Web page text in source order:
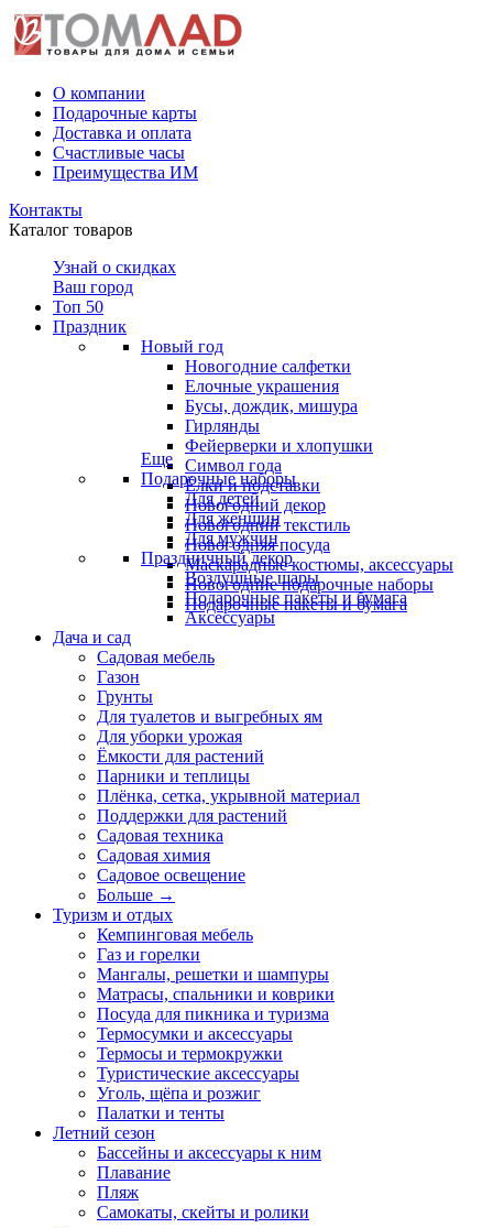
О компании
Подарочные карты
Доставка и оплата
Счастливые часы
Преимущества ИМ
Контакты
Каталог товаров
Узнай о скидках
Ваш город
Топ 50
Праздник
Новый год
Новогодние салфетки
Елочные украшения
Бусы, дождик, мишура
Гирлянды
Фейерверки и хлопушки
Символ года
Ёлки и подставки
Новогодний декор
Новогодний текстиль
Новогодняя посуда
Маскарадные костюмы, аксессуары
Новогодние подарочные наборы
Подарочные пакеты и бумага
Еще
Подарочные наборы
Для детей
Для женщин
Для мужчин
Праздничный декор
Воздушные шары
Подарочные пакеты и бумага
Аксессуары
Дача и сад
Садовая мебель
Газон
Грунты
Для туалетов и выгребных ям
Для уборки урожая
Ёмкости для растений
Парники и теплицы
Плёнка, сетка, укрывной материал
Поддержки для растений
Садовая техника
Садовая химия
Садовое освещение
Больше →
Туризм и отдых
Кемпинговая мебель
Газ и горелки
Мангалы, решетки и шампуры
Матрасы, cпальники и коврики
Посуда для пикника и туризма
Термосумки и аксессуары
Термосы и термокружки
Туристические аксессуары
Уголь, щёпа и розжиг
Палатки и тенты
Летний сезон
Бассейны и аксессуары к ним
Плавание
Пляж
Самокаты, скейты и ролики